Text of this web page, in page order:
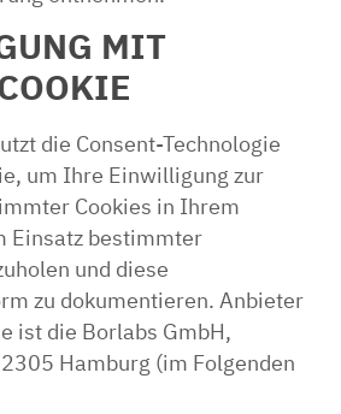
MIT
die Consent-Technologie
um Ihre Einwilligung zur
Cookies in Ihrem
Einsatz bestimmter
und diese
zu dokumentieren. Anbieter
ist die Borlabs GmbH,
Hamburg (im Folgenden